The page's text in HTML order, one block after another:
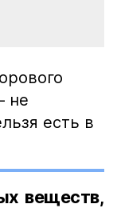
не
есть в
веществ,